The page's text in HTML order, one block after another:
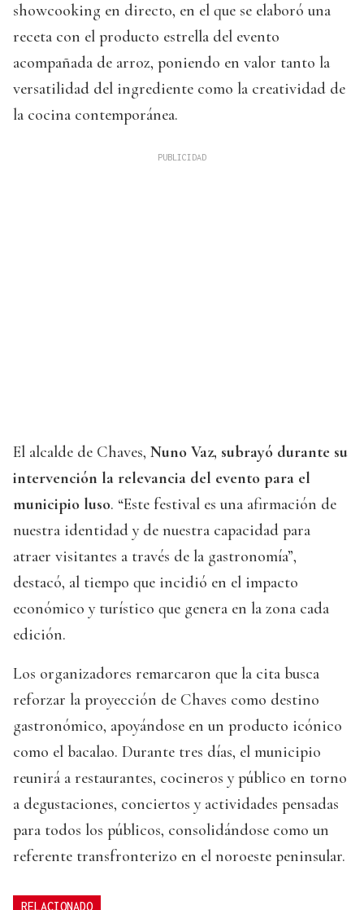
showcooking en directo, en el que se elaboró una
receta con el producto estrella del evento
acompañada de arroz, poniendo en valor tanto la
versatilidad del ingrediente como la creatividad de
la cocina contemporánea.
El alcalde de Chaves, Nuno Vaz, subrayó durante su
intervención la relevancia del evento para el
municipio luso. “Este festival es una afirmación de
nuestra identidad y de nuestra capacidad para
atraer visitantes a través de la gastronomía”,
destacó, al tiempo que incidió en el impacto
económico y turístico que genera en la zona cada
edición.
Los organizadores remarcaron que la cita busca
reforzar la proyección de Chaves como destino
gastronómico, apoyándose en un producto icónico
como el bacalao. Durante tres días, el municipio
reunirá a restaurantes, cocineros y público en torno
a degustaciones, conciertos y actividades pensadas
para todos los públicos, consolidándose como un
referente transfronterizo en el noroeste peninsular.
RELACIONADO